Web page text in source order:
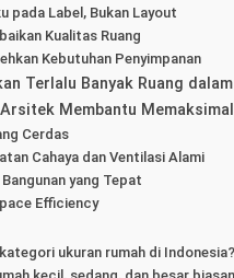
pada Label, Bukan Layout
Kualitas Ruang
Kebutuhan Penyimpanan
Terlalu Banyak Ruang
Membantu
Cerdas
Cahaya dan Ventilasi Alami
yang Tepat
Efficiency
ukuran rumah di Indonesia?